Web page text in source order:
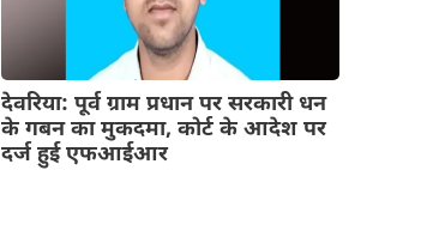
देवरिया: पूर्व ग्राम प्रधान पर सरकारी धन
के गबन का मुकदमा, कोर्ट के आदेश पर
दर्ज हुई एफआईआर